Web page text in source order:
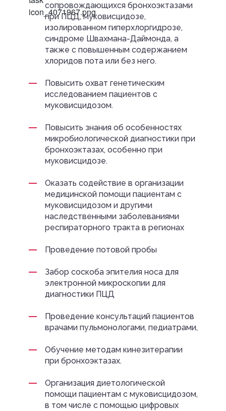
сопровождающихся бронхоэктазами
при ПЦД, муковисцидозе,
изолированном гиперхлоргидрозе,
синдроме Швахмана-Даймонда, а
также с повышенным содержанием
хлоридов пота или без него.
Повысить охват генетическим
исследованием пациентов с
муковисцидозом.
Повысить знания об особенностях
микробиологической диагностики при
бронхоэктазах, особенно при
муковисцидозе.
Оказать содействие в организации
медицинской помощи пациентам с
муковисцидозом и другими
наследственными заболеваниями
респираторного тракта в регионах
Проведение потовой пробы
Забор соскоба эпителия носа для
электронной микроскопии для
диагностики ПЦД
Проведение консультаций пациентов
врачами пульмонологами, педиатрами,
Обучение методам кинезитерапии
при бронхоэктазах.
Организация диетологической
помощи пациентам с муковисцидозом,
в том числе с помощью цифровых